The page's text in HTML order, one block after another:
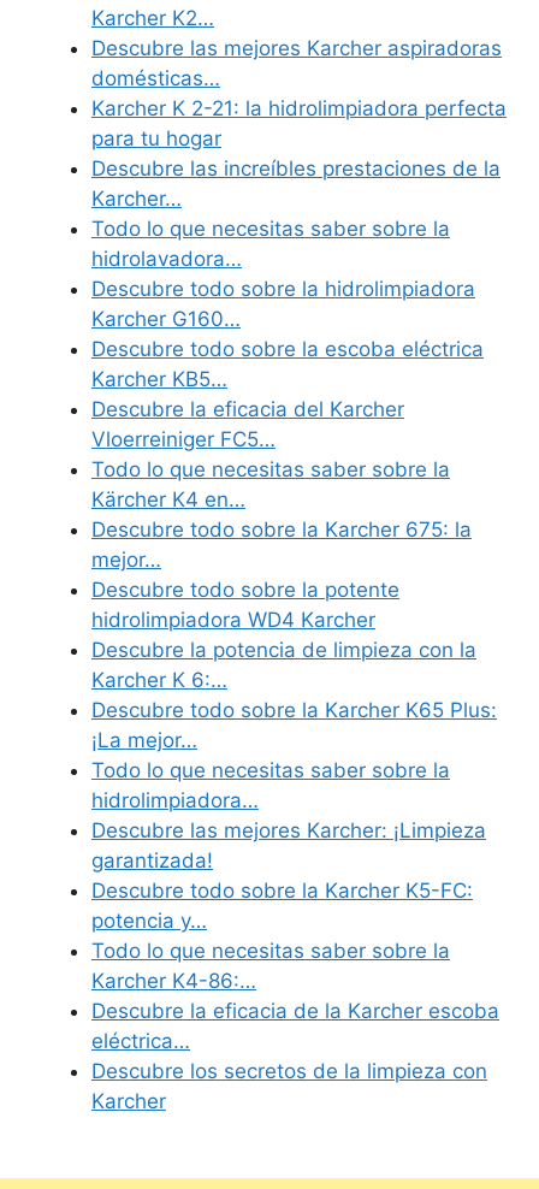
Karcher K2…
Descubre las mejores Karcher aspiradoras
domésticas…
Karcher K 2-21: la hidrolimpiadora perfecta
para tu hogar
Descubre las increíbles prestaciones de la
Karcher…
Todo lo que necesitas saber sobre la
hidrolavadora…
Descubre todo sobre la hidrolimpiadora
Karcher G160…
Descubre todo sobre la escoba eléctrica
Karcher KB5…
Descubre la eficacia del Karcher
Vloerreiniger FC5…
Todo lo que necesitas saber sobre la
Kärcher K4 en…
Descubre todo sobre la Karcher 675: la
mejor…
Descubre todo sobre la potente
hidrolimpiadora WD4 Karcher
Descubre la potencia de limpieza con la
Karcher K 6:…
Descubre todo sobre la Karcher K65 Plus:
¡La mejor…
Todo lo que necesitas saber sobre la
hidrolimpiadora…
Descubre las mejores Karcher: ¡Limpieza
garantizada!
Descubre todo sobre la Karcher K5-FC:
potencia y…
Todo lo que necesitas saber sobre la
Karcher K4-86:…
Descubre la eficacia de la Karcher escoba
eléctrica…
Descubre los secretos de la limpieza con
Karcher